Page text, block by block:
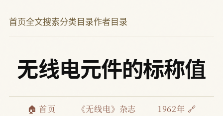
首页全文搜索分类目录作者目录
无线电元件的标称值
🏠 首页 《无线电》杂志
1962年 🔗